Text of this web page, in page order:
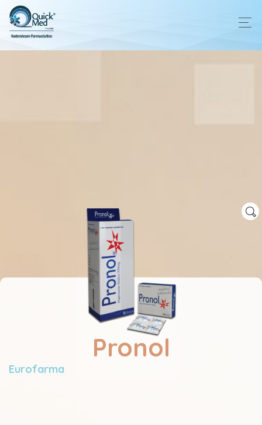
Pronol
Eurofarma